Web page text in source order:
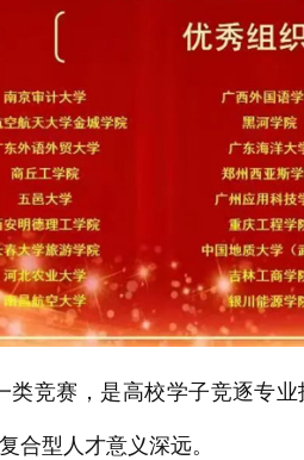
类竞赛，是高校学子竞逐专
合型人才意义深远。